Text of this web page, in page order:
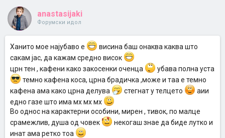
anastasijaki
Форумски идол
Ханито мое најубаво е
висина баш онаква каква што
сакам јас, да кажам средно висок
црн тен , кафени како закосенки оченца
убава полна уста
темно кафена коса, црна брадичка ,може и таа е темно
кафена ама како црна делува
стегнат у телцето
аии
едно газе што има мх мх мх
Во однос на карактерни особини, мирен , тивок, по малце
срамежлив, душа од човек
некогаш знае да биде лутко и
инат ама ретко тоа